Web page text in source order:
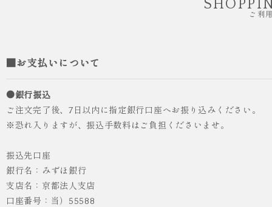
ご利
■お支払いについて
●銀行振込
ご注文完了後、7日以内に指定銀行口座へお振り込みください。
※恐れ入りますが、振込手数料はご負担くださいませ。
振込先口座
銀行名：みずほ銀行
支店名：京都法人支店
口座番号：当）55588